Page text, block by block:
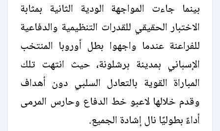
بينما جاءت المواجهة الودية الثانية بمثابة
الاختبار الحقيقي للقدرات التنظيمية والدفاعية
للفراعنة عندما واجهوا بطل أوروبا المنتخب
الإسباني بمدينة برشلونة، حيث انتهت تلك
المباراة القوية بالتعادل السلبي دون أهداف
وقدم خلالها لاعبو خط الدفاع وحارس المرمى
أداءً بطوليًا نال إشادة الجميع.